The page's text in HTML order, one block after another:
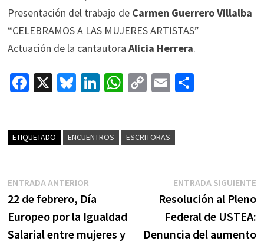
Presentación del trabajo de Carmen Guerrero Villalba
“CELEBRAMOS A LAS MUJERES ARTISTAS”
Actuación de la cantautora Alicia Herrera.
Fa
o
k
X Bl
ky
Li
dI
W
sA
C
y
E
l
C
tir
ETIQUETADO ENCUENTROS ESCRITORAS
Navegación
de
entradas
ENTRADA ANTERIOREntrada
anterior:
22 de febrero, Día
Europeo por la Igualdad
Salarial entre mujeres y
ENTRADA SIGUIENTE
Resolución al Pleno
Federal de USTEA:
Denuncia del aumento